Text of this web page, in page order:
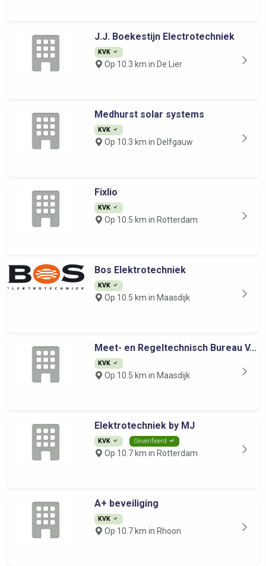
J.J. Boekestijn Electrotechniek
KVK
Op 10.3 km in De Lier
Medhurst solar systems
KVK
Op 10.3 km in Delfgauw
Fixlio
KVK
Op 10.5 km in Rotterdam
Bos Elektrotechniek
KVK
Op 10.5 km in Maasdijk
Meet- en Regeltechnisch Bureau V...
KVK
Op 10.5 km in Maasdijk
Elektrotechniek by MJ
KVK Geverifieerd
Op 10.7 km in Rotterdam
A+ beveiliging
KVK
Op 10.7 km in Rhoon